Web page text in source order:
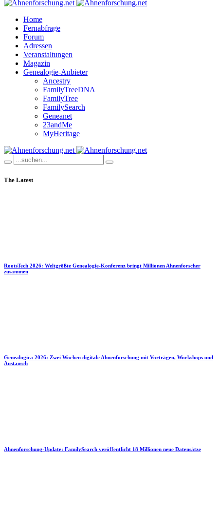
Home
Fernabfrage
Forum
Adressen
Veranstaltungen
Magazin
Genealogie-Anbieter
Ancestry
FamilyTreeDNA
FamilyTree
FamilySearch
Geneanet
23andMe
MyHeritage
The Latest
RootsTech 2026: Weltgrößte Genealogie-Konferenz bringt Millionen Ahnenforscher
zusammen
Genealogica 2026: Zwei Wochen digitale Ahnenforschung mit Vorträgen, Workshops und
Austausch
Ahnenforschung-Update: FamilySearch veröffentlicht 18 Millionen neue Datensätze